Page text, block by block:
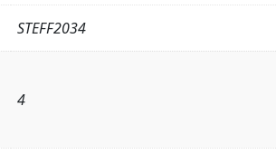
STEFF2034
4